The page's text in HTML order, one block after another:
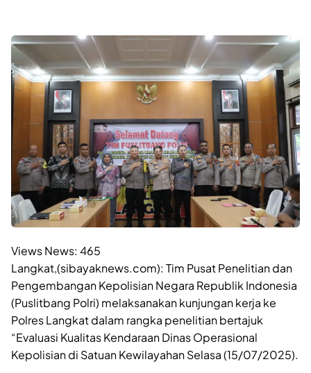
Views News: 465
Langkat,(sibayaknews.com): Tim Pusat Penelitian dan
Pengembangan Kepolisian Negara Republik Indonesia
(Puslitbang Polri) melaksanakan kunjungan kerja ke
Polres Langkat dalam rangka penelitian bertajuk
“Evaluasi Kualitas Kendaraan Dinas Operasional
Kepolisian di Satuan Kewilayahan Selasa (15/07/2025).